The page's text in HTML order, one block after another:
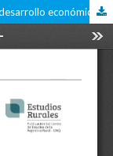
económico